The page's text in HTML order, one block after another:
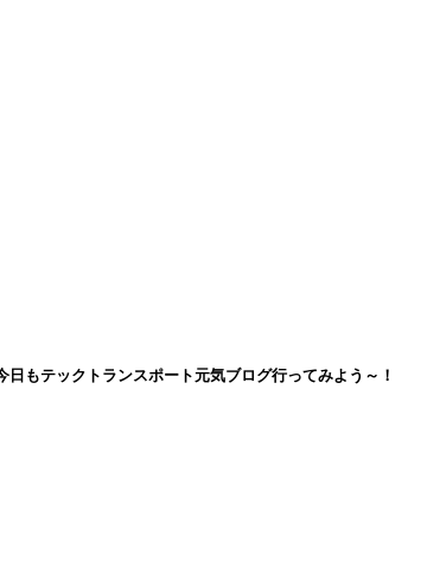
日もテックトランスポート元気ブログ行ってみよう～！